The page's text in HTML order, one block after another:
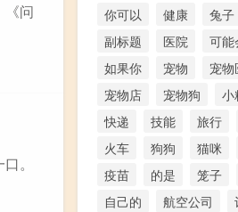
《问
。
你可以
健康 兔子
副标题
医院 可能
如果你
宠物 宠
宠物店
宠物狗 小
快递
技能 旅行
火车
狗狗 猫咪
疫苗
的是 笼子
自己的
航空公司